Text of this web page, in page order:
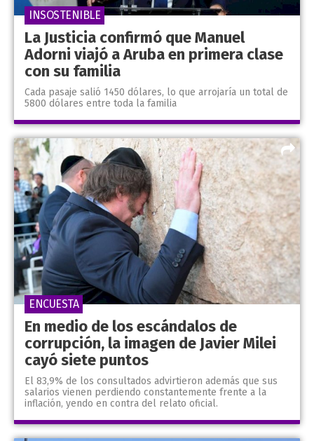
La Justicia confirmó que Manuel
Adorni viajó a Aruba en primera clase
con su familia
Cada pasaje salió 1450 dólares, lo que arrojaría un total de
5800 dólares entre toda la familia
INSOSTENIBLE
En medio de los escándalos de
corrupción, la imagen de Javier Milei
cayó siete puntos
El 83,9% de los consultados advirtieron además que sus
salarios vienen perdiendo constantemente frente a la
inflación, yendo en contra del relato oficial.
ENCUESTA